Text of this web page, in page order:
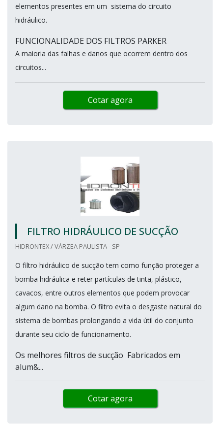
elementos presentes em um sistema do circuito
hidráulico.
FUNCIONALIDADE DOS FILTROS PARKER
A maioria das falhas e danos que ocorrem dentro dos
circuitos...
Cotar agora
FILTRO HIDRÁULICO DE SUCÇÃO
HIDRONTEX / VÁRZEA PAULISTA - SP
O filtro hidráulico de sucção tem como função proteger a
bomba hidráulica e reter partículas de tinta, plástico,
cavacos, entre outros elementos que podem provocar
algum dano na bomba. O filtro evita o desgaste natural do
sistema de bombas prolongando a vida útil do conjunto
durante seu ciclo de funcionamento.
Os melhores filtros de sucção Fabricados em
alum&...
Cotar agora